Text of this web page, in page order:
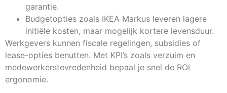
garantie.
Budgetopties zoals IKEA Markus leveren lagere
initiële kosten, maar mogelijk kortere levensduur.
Werkgevers kunnen fiscale regelingen, subsidies of
lease-opties benutten. Met KPI’s zoals verzuim en
medewerkerstevredenheid bepaal je snel de ROI
ergonomie.